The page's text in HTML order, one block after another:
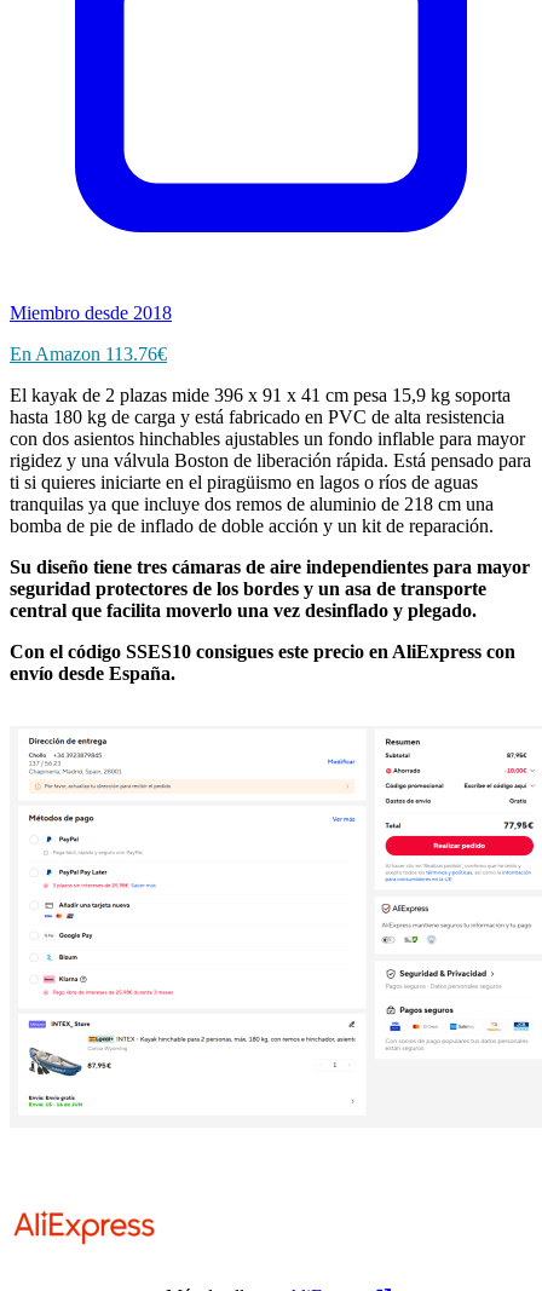
Miembro desde 2018
En Amazon 113.76€
El kayak de 2 plazas mide 396 x 91 x 41 cm pesa 15,9 kg soporta
hasta 180 kg de carga y está fabricado en PVC de alta resistencia
con dos asientos hinchables ajustables un fondo inflable para mayor
rigidez y una válvula Boston de liberación rápida. Está pensado para
ti si quieres iniciarte en el piragüismo en lagos o ríos de aguas
tranquilas ya que incluye dos remos de aluminio de 218 cm una
bomba de pie de inflado de doble acción y un kit de reparación.
Su diseño tiene tres cámaras de aire independientes para mayor
seguridad protectores de los bordes y un asa de transporte
central que facilita moverlo una vez desinflado y plegado.
Con el código SSES10 consigues este precio en AliExpress con
envío desde España.